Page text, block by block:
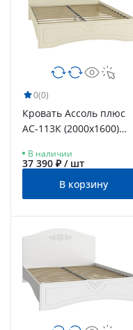
0(0)
Кровать Ассоль плюс
АС-113К (2000х1600)
В наличии
37 390 ₽ / шт
В корзину